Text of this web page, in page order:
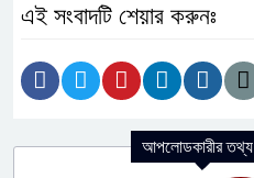
এই সংবাদটি শেয়ার করুনঃ
আপলোডকারীর তথ্য